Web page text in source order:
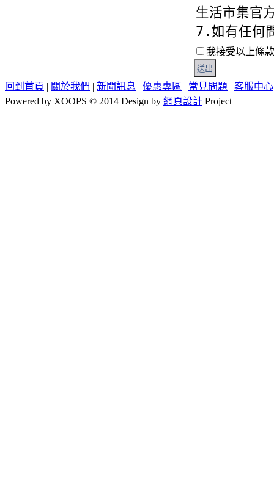
我接受以上條款
回到首頁 | 關於我們 | 新聞訊息 | 優惠專區 | 常見問題 | 客服中心
Powered by XOOPS © 2014 Design by 網頁設計 Project